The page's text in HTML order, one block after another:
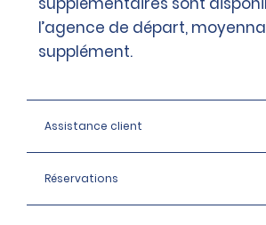
l’agence de départ,
supplément.
Assistance client
Réservations